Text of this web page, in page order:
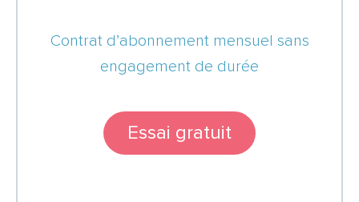
Contrat d’abonnement mensuel sans
engagement de durée
Essai gratuit